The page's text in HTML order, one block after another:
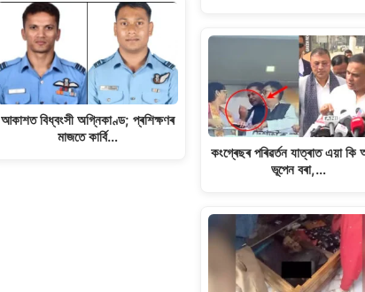
আকাশত বিধ্বংসী অগ্নিকাণ্ড; প্ৰশিক্ষণৰ
মাজতে কাৰ্বি…
কংগ্ৰেছৰ পৰিৱৰ্তন যাত্ৰাত এয়া কি
ভূপেন বৰা,…